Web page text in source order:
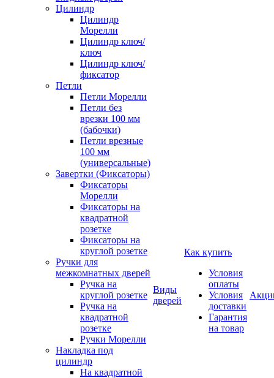
Цилиндр
Цилиндр
Морелли
Цилиндр ключ/
ключ
Цилиндр ключ/
фиксатор
Петли
Петли Морелли
Петли без
врезки 100 мм
(бабочки)
Петли врезные
100 мм
(универсальные)
Завертки (Фиксаторы)
Фиксаторы
Морелли
Фиксаторы на
квадратной
розетке
Фиксаторы на
круглой розетке
Ручки для
межкомнатных дверей
Ручка на
круглой розетке
Ручка на
квадратной
розетке
Ручки Морелли
Накладка под
цилиндр
На квадратной
Виды
дверей
Как купить
Условия
оплаты
Условия
доставки
Гарантия
на товар